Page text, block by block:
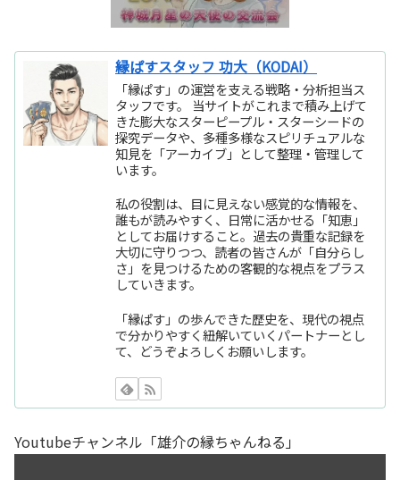
縁ぱすスタッフ 功大（KODAI）
「縁ぱす」の運営を支える戦略・分析担当ス
タッフです。 当サイトがこれまで積み上げて
きた膨大なスターピープル・スターシードの
探究データや、多種多様なスピリチュアルな
知見を「アーカイブ」として整理・管理して
います。
私の役割は、目に見えない感覚的な情報を、
誰もが読みやすく、日常に活かせる「知恵」
としてお届けすること。過去の貴重な記録を
大切に守りつつ、読者の皆さんが「自分らし
さ」を見つけるための客観的な視点をプラス
していきます。
「縁ぱす」の歩んできた歴史を、現代の視点
で分かりやすく紐解いていくパートナーとし
て、どうぞよろしくお願いします。
Youtubeチャンネル「雄介の縁ちゃんねる」